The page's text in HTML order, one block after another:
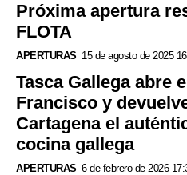
Próxima apertura
FLOTA
APERTURAS 15 de agosto de 2025
Tasca Gallega abre
Francisco y
Cartagena el
cocina gallega
APERTURAS 6 de febrero de 2026